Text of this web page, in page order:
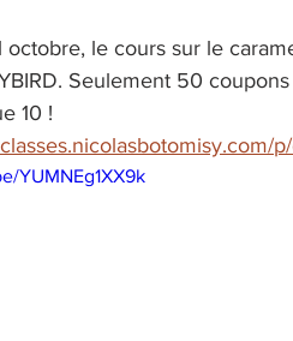
octobre, le cours sur le
Seulement 50
10 !
YUMNEg1XX9k